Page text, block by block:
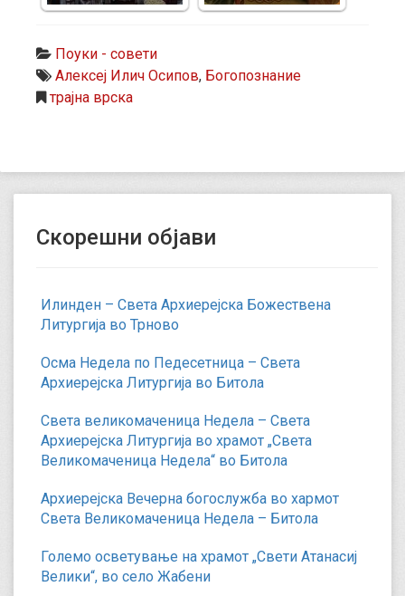
Поуки - совети
Алексеј Илич Осипов, Богопознание
трајна врска
Скорешни објави
Илинден – Света Архиерејска Божествена
Литургија во Трново
Осма Недела по Педесетница – Света
Архиерејска Литургија во Битола
Света великомаченица Недела – Света
Архиерејска Литургија во храмот „Света
Великомаченица Недела“ во Битола
Архиерејска Вечерна богослужба во хармот
Света Великомаченица Недела – Битола
Големо осветување на храмот „Свети Атанасиј
Велики“, во село Жабени